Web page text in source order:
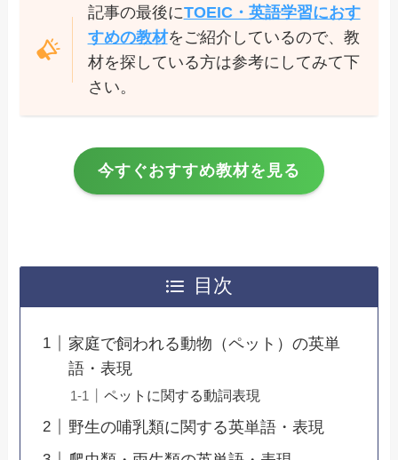
記事の最後にTOEIC・英語学習におす
すめの教材をご紹介しているので、教
材を探している方は参考にしてみて下
さい。
今すぐおすすめ教材を見る
目次
家庭で飼われる動物（ペット）の英単
語・表現
ペットに関する動詞表現
野生の哺乳類に関する英単語・表現